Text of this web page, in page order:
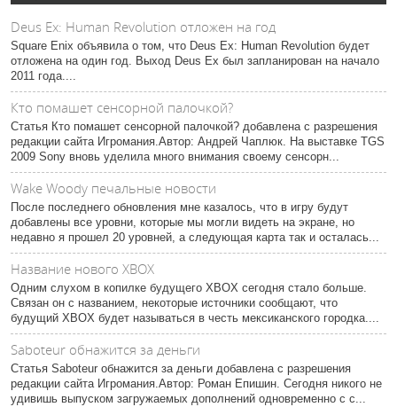
Deus Ex: Human Revolution отложен на год
Square Enix объявила о том, что Deus Ex: Human Revolution будет
отложена на один год. Выход Deus Ex был запланирован на начало
2011 года....
Кто помашет сенсорной палочкой?
Статья Кто помашет сенсорной палочкой? добавлена с разрешения
редакции сайта Игромания.Автор: Андрей Чаплюк. На выставке TGS
2009 Sony вновь уделила много внимания своему сенсорн...
Wake Woody печальные новости
После последнего обновления мне казалось, что в игру будут
добавлены все уровни, которые мы могли видеть на экране, но
недавно я прошел 20 уровней, а следующая карта так и осталась...
Название нового XBOX
Одним слухом в копилке будущего XBOX сегодня стало больше.
Связан он с названием, некоторые источники сообщают, что
будущий XBOX будет называться в честь мексиканского городка....
Saboteur обнажится за деньги
Статья Saboteur обнажится за деньги добавлена с разрешения
редакции сайта Игромания.Автор: Роман Епишин. Сегодня никого не
удивишь выпуском загружаемых дополнений одновременно с с...